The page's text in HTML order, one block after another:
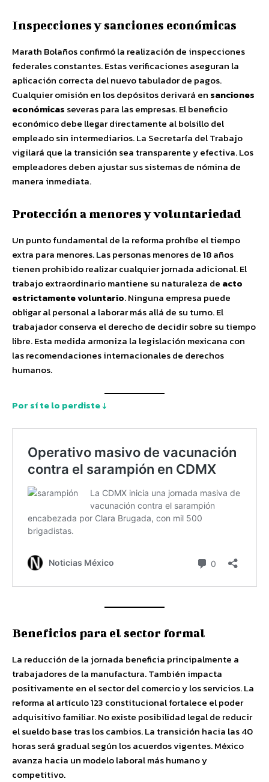
Inspecciones y sanciones económicas
Marath Bolaños confirmó la realización de inspecciones
federales constantes. Estas verificaciones aseguran la
aplicación correcta del nuevo tabulador de pagos.
Cualquier omisión en los depósitos derivará en sanciones
económicas severas para las empresas. El beneficio
económico debe llegar directamente al bolsillo del
empleado sin intermediarios. La Secretaría del Trabajo
vigilará que la transición sea transparente y efectiva. Los
empleadores deben ajustar sus sistemas de nómina de
manera inmediata.
Protección a menores y voluntariedad
Un punto fundamental de la reforma prohíbe el tiempo
extra para menores. Las personas menores de 18 años
tienen prohibido realizar cualquier jornada adicional. El
trabajo extraordinario mantiene su naturaleza de acto
estrictamente voluntario. Ninguna empresa puede
obligar al personal a laborar más allá de su turno. El
trabajador conserva el derecho de decidir sobre su tiempo
libre. Esta medida armoniza la legislación mexicana con
las recomendaciones internacionales de derechos
humanos.
Por sí te lo perdiste ↓
Beneficios para el sector formal
La reducción de la jornada beneficia principalmente a
trabajadores de la manufactura. También impacta
positivamente en el sector del comercio y los servicios. La
reforma al artículo 123 constitucional fortalece el poder
adquisitivo familiar. No existe posibilidad legal de reducir
el sueldo base tras los cambios. La transición hacia las 40
horas será gradual según los acuerdos vigentes. México
avanza hacia un modelo laboral más humano y
competitivo.